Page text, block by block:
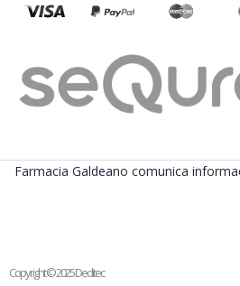
Farmacia Galdeano comunica
Copyright © 2025 Deditec